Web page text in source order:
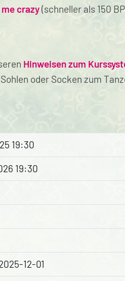
crazy(schneller als 150
Hinweisen zum
oder Socken zum
19:30
19:30
12-01